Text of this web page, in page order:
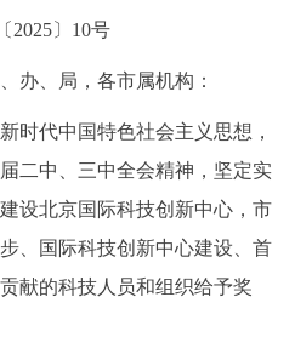
企服务 投资项目
我要咨询 我要建议
2025〕10号
办、局，各市属机构：
代中国特色社会主义思想，
二中、三中全会精神，坚定实
设北京国际科技创新中心，市
、国际科技创新中心建设、首
献的科技人员和组织给予奖